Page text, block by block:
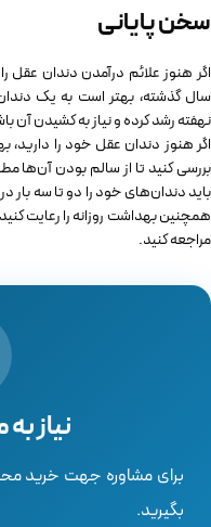
سخن پایانی
سال گذشته، بهتر است به یک
نهفته رشد کرده و نیاز به کشیدن آن
اگر هنوز دندان عقل خود را
بررسی کنید تا از سالم بودن آن‌ها
باید دندان‌های خود را دو تا سه بار
همچنین بهداشت روزانه را رعایت
مراجعه کنید.
نیاز
برای مشاوره جهت خرید
بگیرید.